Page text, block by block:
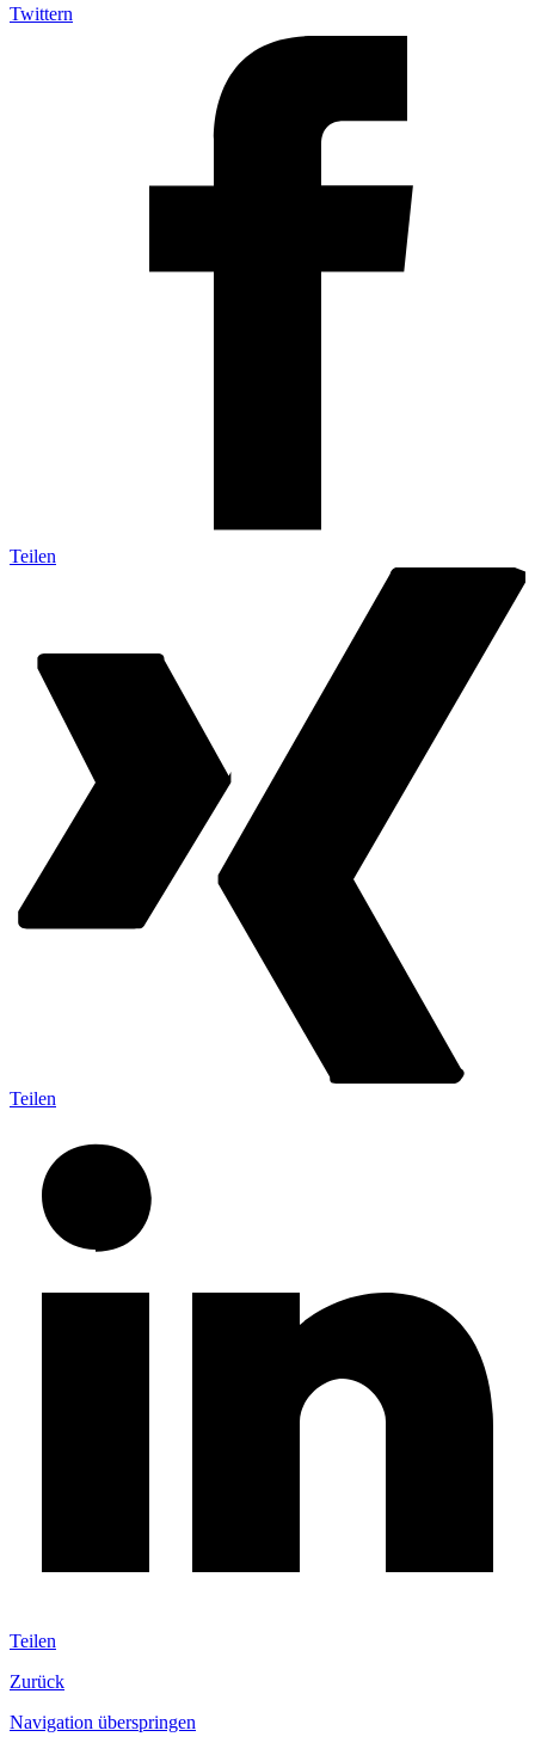
Twittern
Teilen
Teilen
Teilen
Zurück
Navigation überspringen